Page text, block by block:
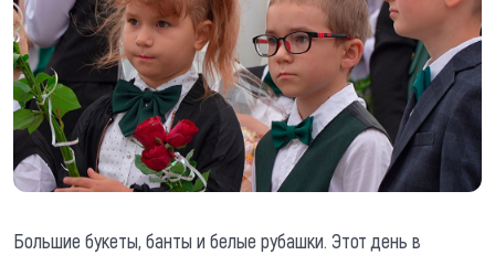
Большие букеты, банты и белые рубашки. Этот день в